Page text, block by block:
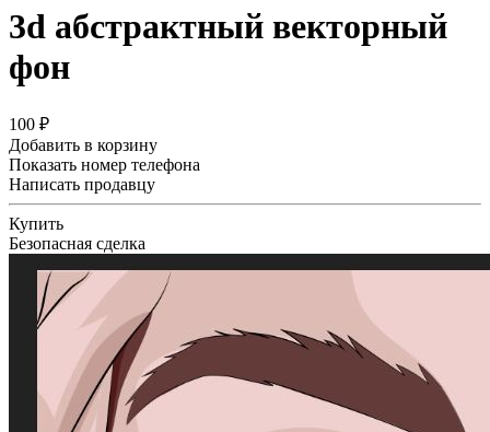
3d абстрактный векторный
фон
100 ₽
Добавить в корзину
Показать номер телефона
Написать продавцу
Купить
Безопасная сделка